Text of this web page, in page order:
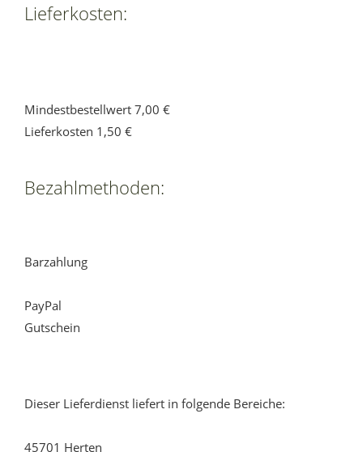
Lieferkosten:
Mindestbestellwert 7,00 €
Lieferkosten 1,50 €
Bezahlmethoden:
Barzahlung
PayPal
Gutschein
Dieser Lieferdienst liefert in folgende Bereiche:
45701 Herten